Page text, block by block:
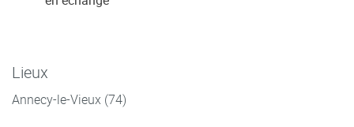
Lieux
Annecy-le-Vieux (74)